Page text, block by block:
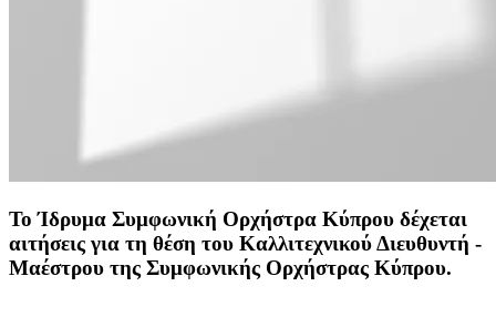
Το Ίδρυμα Συμφωνική Ορχήστρα Κύπρου δέχεται
αιτήσεις για τη θέση του Καλλιτεχνικού Διευθυντή -
Μαέστρου της Συμφωνικής Ορχήστρας Κύπρου.